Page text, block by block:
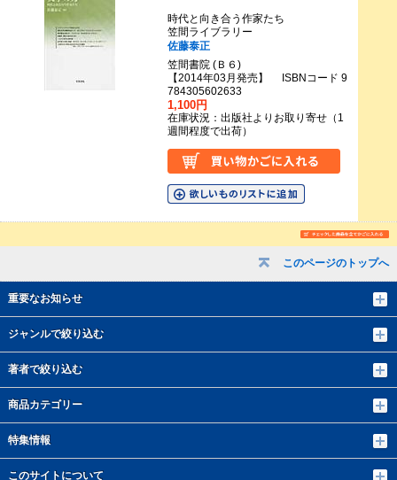
このページのトップへ
重要なお知らせ
ジャンルで絞り込む
著者で絞り込む
商品カテゴリー
特集情報
このサイトについて
時代と向き合う作家たち
笠間ライブラリー
佐藤泰正
笠間書院 (Ｂ６)
【2014年03月発売】 ISBNコード 9
784305602633
1,100円
在庫状況：出版社よりお取り寄せ（1
週間程度で出荷）